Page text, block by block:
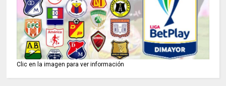
Clic en la imagen para ver información